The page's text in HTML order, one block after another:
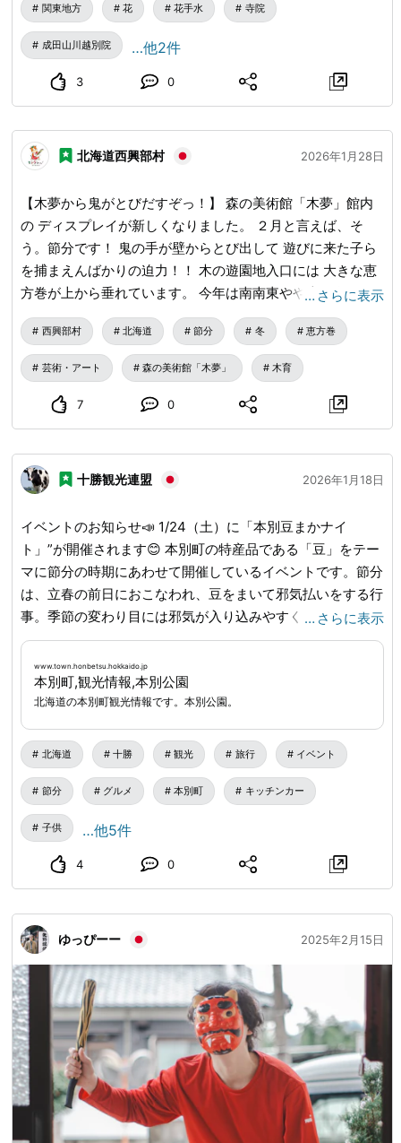
関東地方 花 花手水 寺院
成田山川越別院 …他2件
3 0
北海道西興部村 2026年1月28日
【木夢から鬼がとびだすぞっ！】 森の美術館「木夢」館内
の ディスプレイが新しくなりました。 ２月と言えば、そ
う。節分です！ 鬼の手が壁からとび出して 遊びに来た子ら
を捕まえんばかりの迫力！！ 木の遊園地入口には 大きな恵
方巻が上から垂れています。 今年は南南東やや南を向いて
食べるといいそうですよ。 柱に散らばる鬼バージョンのセ
トウシくんお面もかわいいですね。 - SASAKIクラフト展 開
催中！ - 【森の美術館「木夢」】 冬季開館時間： 10:00〜
16:30 最終入館は16:10まで受付 入館料： 高校生以上 500円
小学4年生から中学生 300円 3才児から小学3年生 100円 3
才児未満 無料 #森の美術館 #館内ディスプレイ #２月３日 #
鬼
… さらに表示
西興部村 北海道 節分 冬 恵方巻
芸術・アート 森の美術館「木夢」 木育
7 0
十勝観光連盟 2026年1月18日
イベントのお知らせ📣 1/24（土）に「本別豆まかナイ
ト」”が開催されます😊 本別町の特産品である「豆」をテー
マに節分の時期にあわせて開催しているイベントです。節分
は、立春の前日におこなわれ、豆をまいて邪気払いをする行
事。季節の変わり目には邪気が入り込みやすく、その邪気や
鬼を追い払うために始まったと言われています👹 本イベン
トでは、祈祷された2.5トン以上の豆をつかい、たくさんの
鬼を退治する「激豆まき」や滝行の如く100kg以上の豆を浴
びる「豆浴び」など豆を使った多彩な催し物を展開いたしま
す。キッチンカーも大集合でグルメも楽しめます🎵
www.town.honbetsu.hokkaido.jp...
… さらに表示
www.town.honbetsu.hokkaido.jp
本別町,観光情報,本別公園
北海道の本別町観光情報です。本別公園。
北海道 十勝 観光 旅行 イベント
節分 グルメ 本別町 キッチンカー
子供 …他5件
4 0
ゆっぴーー 2025年2月15日